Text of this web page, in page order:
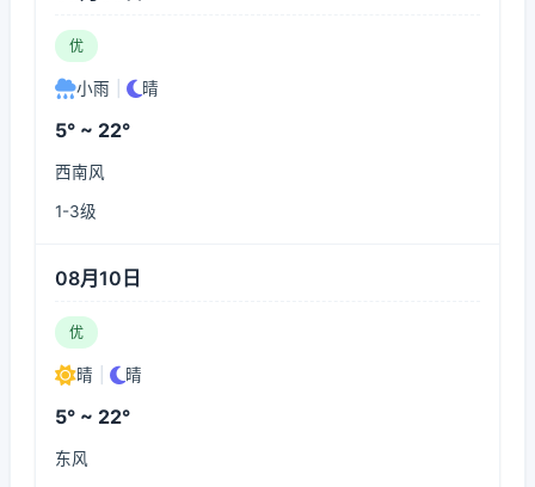
优
小雨 晴
5° ~ 22°
西南风
1-3级
08月10日
优
晴 晴
5° ~ 22°
东风